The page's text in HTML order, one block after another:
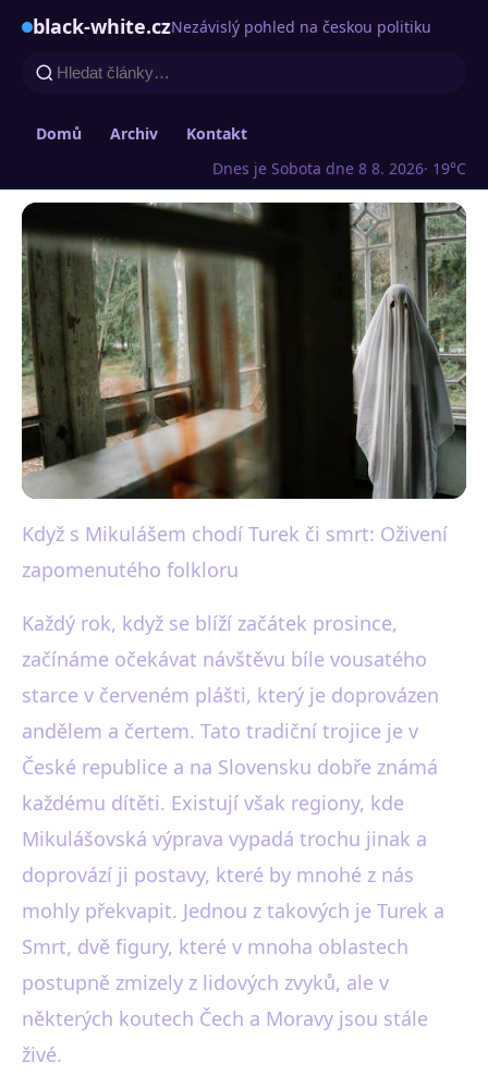
black-white.czNezávislý pohled na českou politiku
Domů Archiv
Kontakt
Dnes je Sobota dne 8 8. 2026· 19°C
black-white.cz
Mikuláš s Turcem a Smrtí:
Objevte Zapomenuté
Folkloristické Postavy
· 4 min čtení · Autor: Martin Černý
Když s Mikulášem chodí Turek či smrt: Oživení
zapomenutého folkloru
Každý rok, když se blíží začátek prosince,
začínáme očekávat návštěvu bíle vousatého
starce v červeném plášti, který je doprovázen
andělem a čertem. Tato tradiční trojice je v
České republice a na Slovensku dobře známá
každému dítěti. Existují však regiony, kde
Mikulášovská výprava vypadá trochu jinak a
doprovází ji postavy, které by mnohé z nás
mohly překvapit. Jednou z takových je Turek a
Smrt, dvě figury, které v mnoha oblastech
postupně zmizely z lidových zvyků, ale v
některých koutech Čech a Moravy jsou stále
živé.